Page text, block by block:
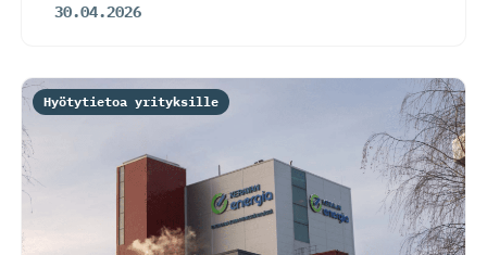
30.04.2026
Hyötytietoa yrityksille